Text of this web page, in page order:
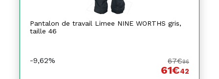
Pantalon de travail Limee NINE WORTHS gris,
taille 46
-9,62% 67€96
61€42